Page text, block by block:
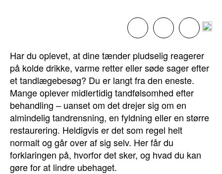
Har du oplevet, at dine tænder pludselig reagerer
på kolde drikke, varme retter eller søde sager efter
et tandlægebesøg? Du er langt fra den eneste.
Mange oplever midlertidig tandfølsomhed efter
behandling – uanset om det drejer sig om en
almindelig tandrensning, en fyldning eller en større
restaurering. Heldigvis er det som regel helt
normalt og går over af sig selv. Her får du
forklaringen på, hvorfor det sker, og hvad du kan
gøre for at lindre ubehaget.